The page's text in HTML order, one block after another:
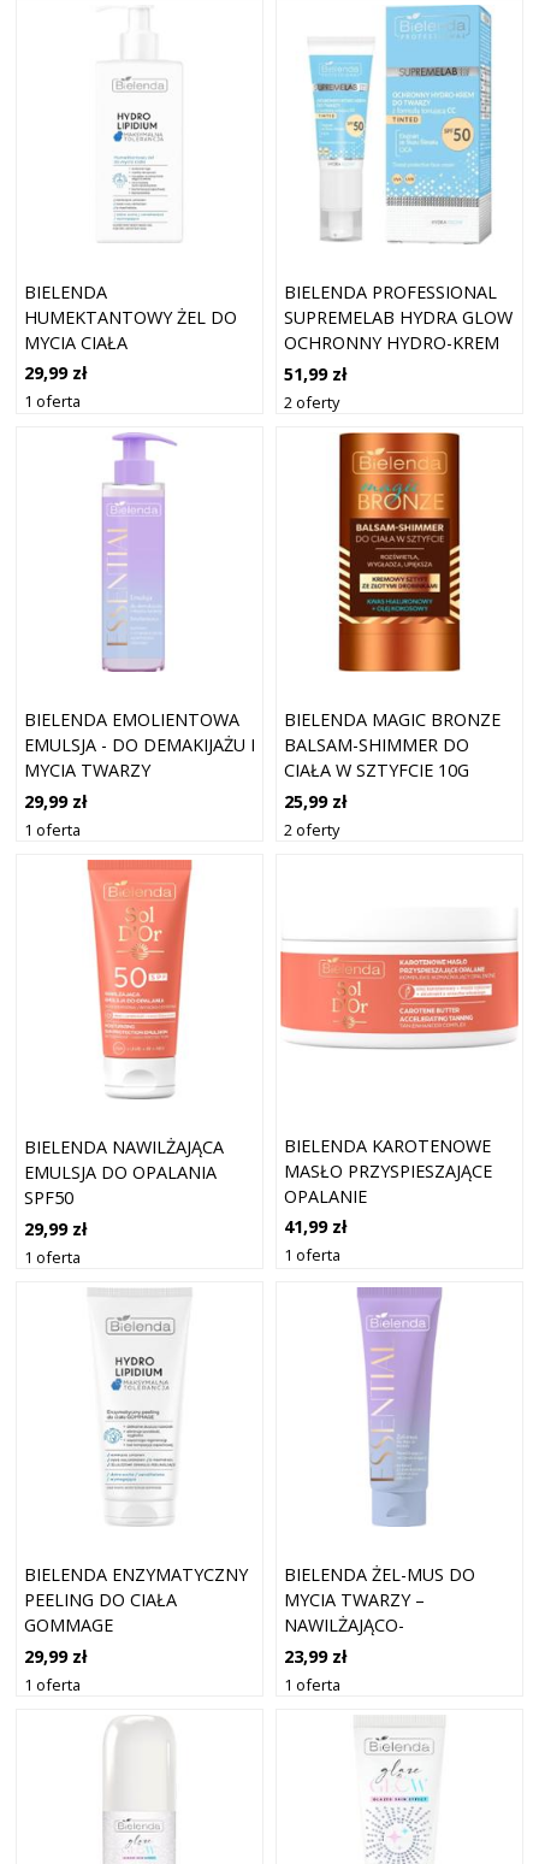
BIELENDA
HUMEKTANTOWY ŻEL DO
MYCIA CIAŁA
29,99 zł
1 oferta
BIELENDA PROFESSIONAL
SUPREMELAB HYDRA GLOW
OCHRONNY HYDRO-KREM
DO TWARZY Z FORMUŁĄ
TONUJĄCĄ CC SPF50 40 ML
51,99 zł
2 oferty
BIELENDA EMOLIENTOWA
EMULSJA - DO DEMAKIJAŻU I
MYCIA TWARZY
29,99 zł
1 oferta
BIELENDA MAGIC BRONZE
BALSAM-SHIMMER DO
CIAŁA W SZTYFCIE 10G
25,99 zł
2 oferty
BIELENDA NAWILŻAJĄCA
EMULSJA DO OPALANIA
SPF50
29,99 zł
1 oferta
BIELENDA KAROTENOWE
MASŁO PRZYSPIESZAJĄCE
OPALANIE
41,99 zł
1 oferta
BIELENDA ENZYMATYCZNY
PEELING DO CIAŁA
GOMMAGE
29,99 zł
1 oferta
BIELENDA ŻEL-MUS DO
MYCIA TWARZY –
NAWILŻAJĄCO-
OCZYSZCZAJĄCY
23,99 zł
1 oferta